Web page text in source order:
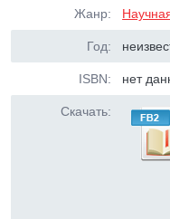
Жанр:
Год:
ISBN: нет
Скачать: